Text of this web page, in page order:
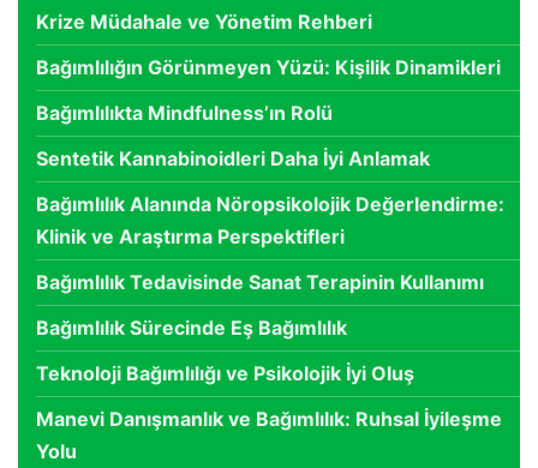
Krize Müdahale ve Yönetim Rehberi
Bağımlılığın Görünmeyen Yüzü: Kişilik Dinamikleri
Bağımlılıkta Mindfulness’ın Rolü
Sentetik Kannabinoidleri Daha İyi Anlamak
Bağımlılık Alanında Nöropsikolojik Değerlendirme:
Klinik ve Araştırma Perspektifleri
Bağımlılık Tedavisinde Sanat Terapinin Kullanımı
Bağımlılık Sürecinde Eş Bağımlılık
Teknoloji Bağımlılığı ve Psikolojik İyi Oluş
Manevi Danışmanlık ve Bağımlılık: Ruhsal İyileşme
Yolu